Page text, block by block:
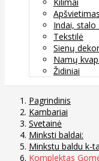
Apšvietimas
Indai, stalo
Tekstilė
Sienų
Namų
Židiniai
Pagrindinis
Kambariai
Svetainė
Minksti baldai:
Minkstu baldu k-
Komplektas